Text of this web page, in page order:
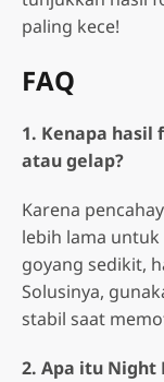
paling kece!
FAQ
1. Kenapa hasil
atau gelap?
Karena
lebih lama untuk
goyang sedikit,
Solusinya,
stabil saat
2. Apa itu Night